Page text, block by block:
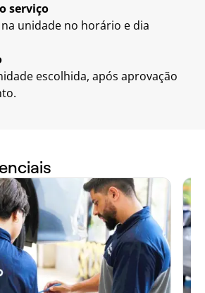
serviço
unidade no horário e dia
escolhida, após aprovação